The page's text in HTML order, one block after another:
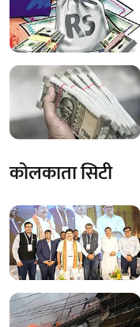
कोलकाता सिटी